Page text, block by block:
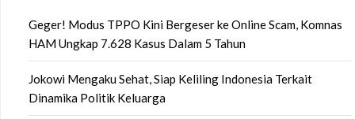
Geger! Modus TPPO Kini Bergeser ke Online Scam, Komnas
HAM Ungkap 7.628 Kasus Dalam 5 Tahun
Jokowi Mengaku Sehat, Siap Keliling Indonesia Terkait
Dinamika Politik Keluarga